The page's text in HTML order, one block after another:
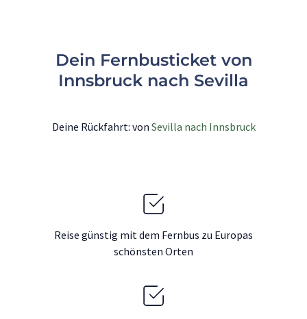
Dein Fernbusticket von
Innsbruck nach Sevilla
Deine Rückfahrt: von Sevilla nach Innsbruck
Reise günstig mit dem Fernbus zu Europas
schönsten Orten